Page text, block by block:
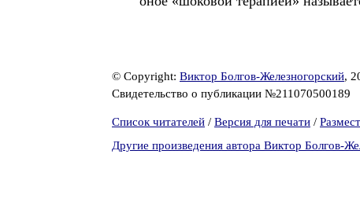
© Copyright: Виктор Болгов-Железногорский,
Свидетельство о публикации №211070500189
Список читателей / Версия для печати /
Другие произведения автора Виктор Болгов-